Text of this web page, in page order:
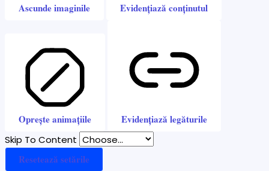
Ascunde imaginile Evidențiază conținutul
Oprește animațiile Evidențiază legăturile
Skip To Content
Resetează setările